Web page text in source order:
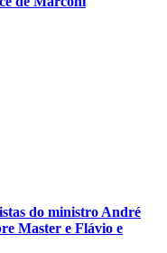
do ministro André
Master e Flávio e